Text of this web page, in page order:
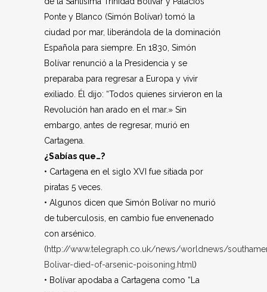
Ponte y Blanco (Simón Bolívar) tomó la
ciudad por mar, liberándola de la dominación
Española para siempre. En 1830, Simón
Bolívar renunció a la Presidencia y se
preparaba para regresar a Europa y vivir
exiliado. Él dijo: “Todos quienes sirvieron en la
Revolución han arado en el mar.» Sin
embargo, antes de regresar, murió en
Cartagena.
¿Sabías que…?
• Cartagena en el siglo XVI fue sitiada por
piratas 5 veces.
• Algunos dicen que Simón Bolívar no murió
de tuberculosis, en cambio fue envenenado
con arsénico.
(http://www.telegraph.co.uk/news/worldnews/
Bolivar-died-of-arsenic-poisoning.html )
• Bolívar apodaba a Cartagena como “La